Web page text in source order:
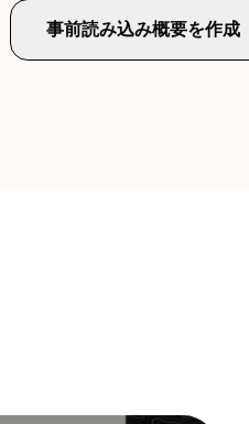
事前読み込み概要を作成